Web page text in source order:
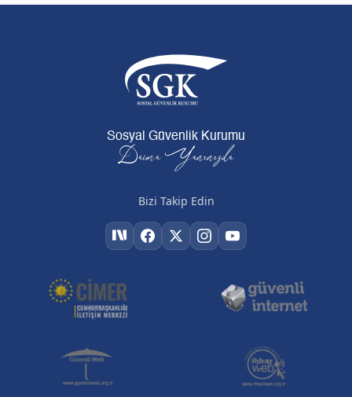
Sosyal Güvenlik Kurumu
Daima Yanınızda
Bizi Takip Edin